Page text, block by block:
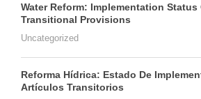
Water Reform: Implementation Status
Transitional Provisions
Uncategorized
Reforma Hídrica: Estado De
Artículos Transitorios